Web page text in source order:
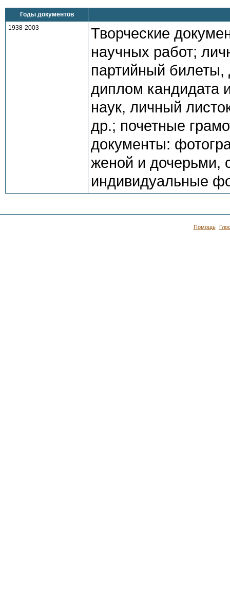
Годы документов
1938-2003
Творческие
научных работ;
партийный
диплом кандидата
наук, личный
др.; почетные
документы:
женой и дочерьми,
индивидуальные
Помощь